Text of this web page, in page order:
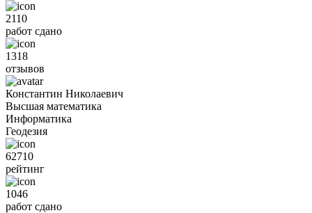
2110
работ сдано
1318
отзывов
Константин Николаевич
Высшая математика
Информатика
Геодезия
62710
рейтинг
1046
работ сдано